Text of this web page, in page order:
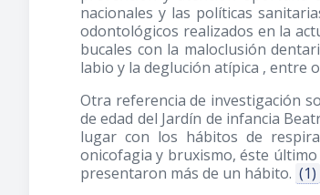
nacionales y las políticas
odontológicos realizados en la
bucales con la maloclusión
labio y la deglución atípica , entre
Otra referencia de investigación
de edad del Jardín de infancia
lugar con los hábitos de
onicofagia y bruxismo, éste
presentaron más de un hábito. (1)